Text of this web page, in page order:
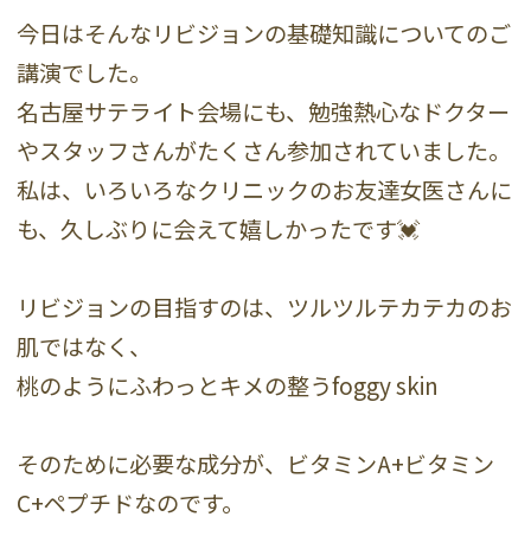
今日はそんなリビジョンの基礎知識についてのご
講演でした。
名古屋サテライト会場にも、勉強熱心なドクター
やスタッフさんがたくさん参加されていました。
私は、いろいろなクリニックのお友達女医さんに
も、久しぶりに会えて嬉しかったです💓
リビジョンの目指すのは、ツルツルテカテカのお
肌ではなく、
桃のようにふわっとキメの整うfoggy skin
そのために必要な成分が、ビタミンA+ビタミン
C+ペプチドなのです。